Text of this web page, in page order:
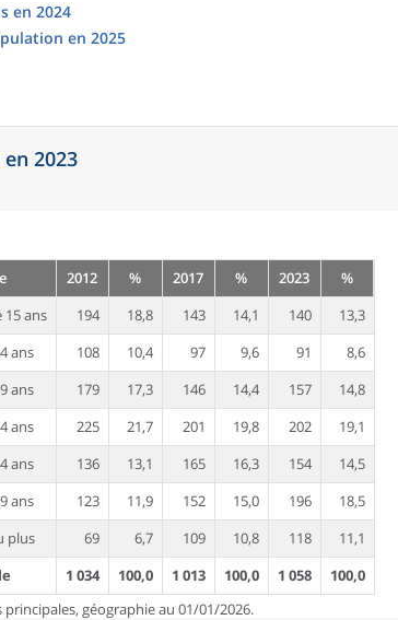
en 2024
en 2025
2023
2012 % 2017 % 2023
%
15 ans
194 18,8 143 14,1 140
13,3
ans
108 10,4 97 9,6 91
8,6
ans
179 17,3 146 14,4 157
14,8
ans
225 21,7 201 19,8 202
19,1
ans
136 13,1 165 16,3 154
14,5
ans
123 11,9 152 15,0 196
18,5
plus
69 6,7 109 10,8 118
11,1
1 034 100,0 1 013 100,0 1 058
100,0
principales, géographie au 01/01/2026.